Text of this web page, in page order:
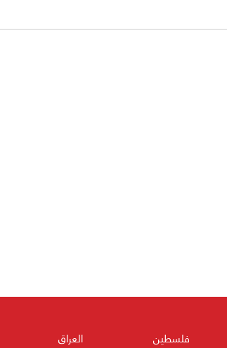
يمكن أن يخطىء أصحاب العقول
فلسطين العراق